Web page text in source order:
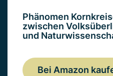
Phänomen
zwischen
und
Bei Amazon